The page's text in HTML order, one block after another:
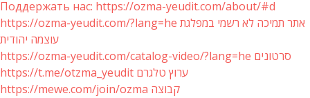
Поддержать нас: https://ozma-yeudit.com/about/#d
https://ozma-yeudit.com/?lang=he אתר תמיכה לא רשמי במפלגת
עוצמה יהודית
https://ozma-yeudit.com/catalog-video/?lang=he סרטונים
https://t.me/otzma_yeudit ערוץ טלגרם
https://mewe.com/join/ozma קבוצה